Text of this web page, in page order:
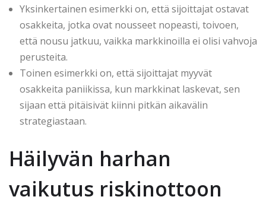
Yksinkertainen esimerkki on, että sijoittajat ostavat
osakkeita, jotka ovat nousseet nopeasti, toivoen,
että nousu jatkuu, vaikka markkinoilla ei olisi vahvoja
perusteita.
Toinen esimerkki on, että sijoittajat myyvät
osakkeita paniikissa, kun markkinat laskevat, sen
sijaan että pitäisivät kiinni pitkän aikavälin
strategiastaan.
Häilyvän harhan
vaikutus riskinottoon